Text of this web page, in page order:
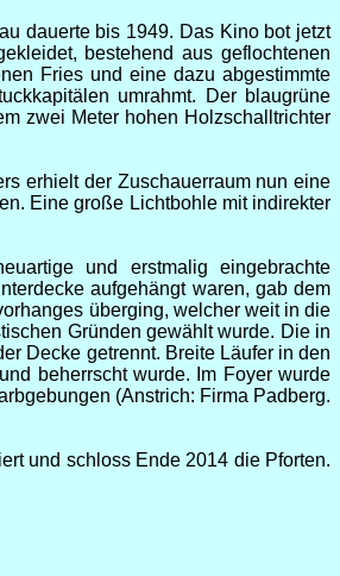
dauerte bis 1949. Das Kino bot jetzt
bestehend aus geflochtenen
Fries und eine dazu abgestimmte
umrahmt. Der blaugrüne
zwei Meter hohen Holzschalltrichter
erhielt der Zuschauerraum nun eine
Eine große Lichtbohle mit indirekter
und erstmalig eingebrachte
aufgehängt waren, gab dem
überging, welcher weit in die
Gründen gewählt wurde. Die in
Decke getrennt. Breite Läufer in den
beherrscht wurde. Im Foyer wurde
(Anstrich: Firma Padberg.
und schloss Ende 2014 die Pforten.